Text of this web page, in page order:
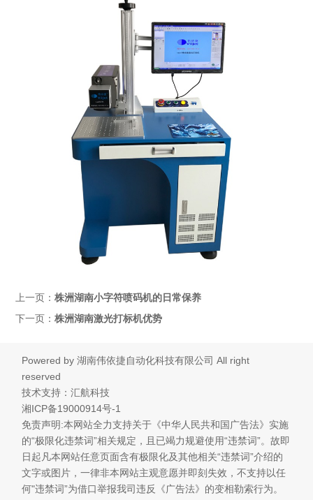
上一页：株洲湖南小字符喷码机的日常保养
下一页：株洲湖南激光打标机优势
Powered by湖南伟依捷自动化科技有限公司 All right
reserved
技术支持：汇航科技
湘ICP备19000914号-1
免责声明:本网站全力支持关于《中华人民共和国广告法》实施
的“极限化违禁词”相关规定，且已竭力规避使用“违禁词”。故即
日起凡本网站任意页面含有极限化及其他相关“违禁词”介绍的
文字或图片，一律非本网站主观意愿并即刻失效，不支持以任
何"违禁词”为借口举报我司违反《广告法》的变相勒索行为。